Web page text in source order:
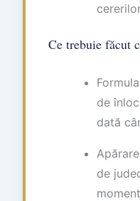
Ce trebuie făcut
de
dată
de